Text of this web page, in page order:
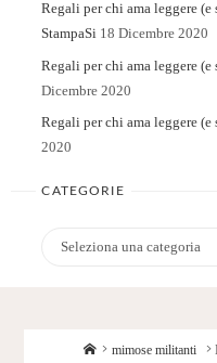
Regali per chi ama leggere
StampaSi 18 Dicembre 2020
Regali per chi ama leggere
Dicembre 2020
Regali per chi ama leggere
2020
CATEGORIE
Categorie
Homemimose militanti